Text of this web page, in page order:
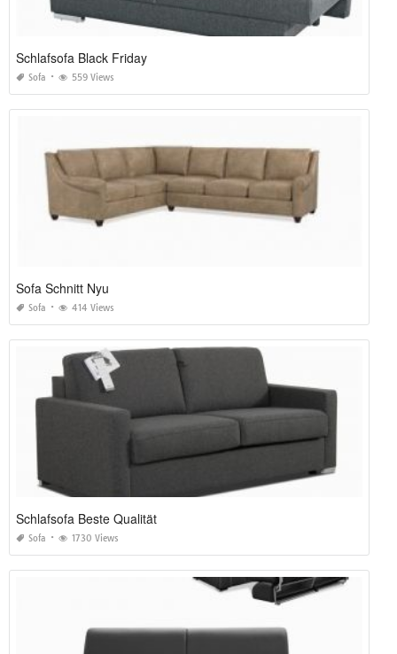
Schlafsofa Black Friday
Sofa 559 Views
Sofa Schnitt Nyu
Sofa 414 Views
Schlafsofa Beste Qualität
Sofa 1730 Views